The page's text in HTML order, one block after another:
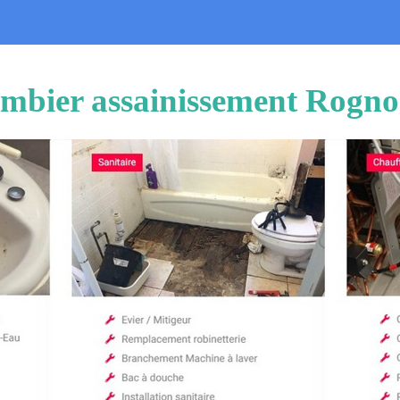
assainissement